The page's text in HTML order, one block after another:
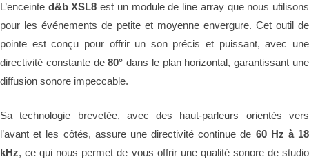
L’enceinte d&b XSL8 est un module de line array que nous utilisons
pour les événements de petite et moyenne envergure. Cet outil de
pointe est conçu pour offrir un son précis et puissant, avec une
directivité constante de80° dans le plan horizontal, garantissant une
diffusion sonore impeccable.
Sa technologie brevetée, avec des haut-parleurs orientés vers
l’avant et les côtés, assure une directivité continue de 60 Hz à 18
kHz, ce qui nous permet de vous offrir une qualité sonore de studio